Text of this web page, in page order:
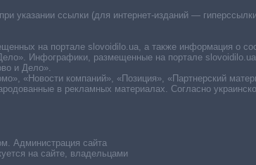
Администрация сайта
на сайте, владельцами
указании ссылки (для интернет-изданий —
на портале slovoidilo.ua, а также информация о
Инфографики, размещенные на портале
и Дело».
«Новости компаний», «Позиция», «Партнерский
в рекламных материалах. Согласно